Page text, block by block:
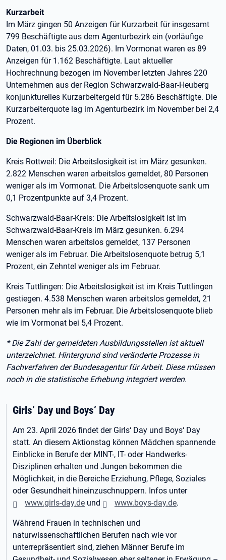
Kurzarbeit
Im März gingen 50 Anzeigen für Kurzarbeit für insgesamt
799 Beschäftigte aus dem Agenturbezirk ein (vorläufige
Daten, 01.03. bis 25.03.2026). Im Vormonat waren es 89
Anzeigen für 1.162 Beschäftigte. Laut aktueller
Hochrechnung bezogen im November letzten Jahres 220
Unternehmen aus der Region Schwarzwald-Baar-Heuberg
konjunkturelles Kurzarbeitergeld für 5.286 Beschäftigte. Die
Kurzarbeiterquote lag im Agenturbezirk im November bei 2,4
Prozent.
Die Regionen im Überblick
Kreis Rottweil: Die Arbeitslosigkeit ist im März gesunken.
2.822 Menschen waren arbeitslos gemeldet, 80 Personen
weniger als im Vormonat. Die Arbeitslosenquote sank um
0,1 Prozentpunkte auf 3,4 Prozent.
Schwarzwald-Baar-Kreis: Die Arbeitslosigkeit ist im
Schwarzwald-Baar-Kreis im März gesunken. 6.294
Menschen waren arbeitslos gemeldet, 137 Personen
weniger als im Februar. Die Arbeitslosenquote betrug 5,1
Prozent, ein Zehntel weniger als im Februar.
Kreis Tuttlingen: Die Arbeitslosigkeit ist im Kreis Tuttlingen
gestiegen. 4.538 Menschen waren arbeitslos gemeldet, 21
Personen mehr als im Februar. Die Arbeitslosenquote blieb
wie im Vormonat bei 5,4 Prozent.
* Die Zahl der gemeldeten Ausbildungsstellen ist aktuell
unterzeichnet. Hintergrund sind veränderte Prozesse in
Fachverfahren der Bundesagentur für Arbeit. Diese müssen
noch in die statistische Erhebung integriert werden.
Girls‘ Day und Boys‘ Day
Am 23. April 2026 findet der Girls‘ Day und Boys‘ Day
statt. An diesem Aktionstag können Mädchen spannende
Einblicke in Berufe der MINT-, IT- oder Handwerks-
Disziplinen erhalten und Jungen bekommen die
Möglichkeit, in die Bereiche Erziehung, Pflege, Soziales
oder Gesundheit hineinzuschnuppern. Infos unter
www.girls-day.de und www.boys-day.de.
Während Frauen in technischen und
naturwissenschaftlichen Berufen nach wie vor
unterrepräsentiert sind, ziehen Männer Berufe im